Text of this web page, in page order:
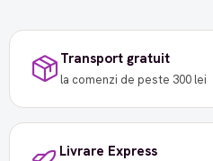
Transport gratuit
la comenzi de peste 300 lei
Livrare Express